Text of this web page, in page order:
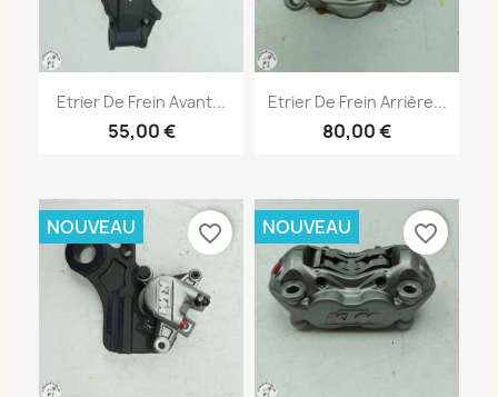
Etrier De Frein Avant...
55,00 €
Etrier De Frein Arrière...
80,00 €
NOUVEAU favorite_border NOUVEAU favorite_border